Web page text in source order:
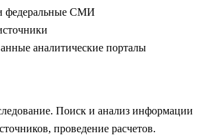
федеральные СМИ
аналитические порталы
Поиск и анализ информации
проведение расчетов.